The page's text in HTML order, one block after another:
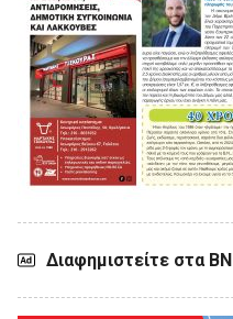
Διαφημιστείτε στα ΒΝ